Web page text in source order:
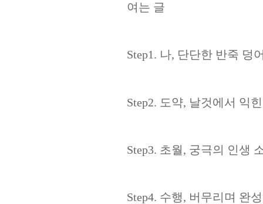
여는 글
Step1. 나, 단단한 반죽 덩
Step2. 도약, 날것에서 익
Step3. 초월, 궁극의 인생
Step4. 수행, 버무리며 완